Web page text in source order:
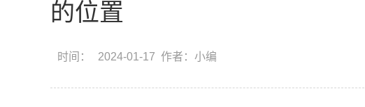
的位置
时间： 2024-01-17 作者：小编